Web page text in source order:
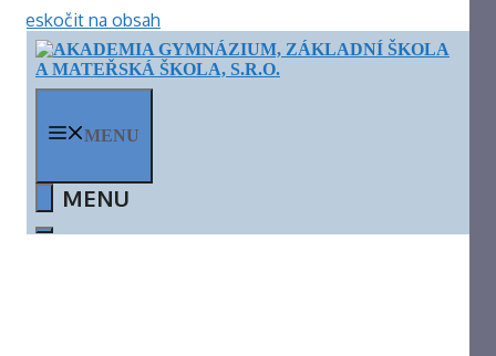
Přeskočit na obsah
MENU